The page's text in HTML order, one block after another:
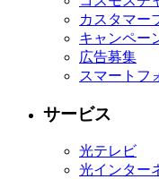
カスタマー
キャンペー
広告募集
スマートフ
サービス
光テレビ
光インター